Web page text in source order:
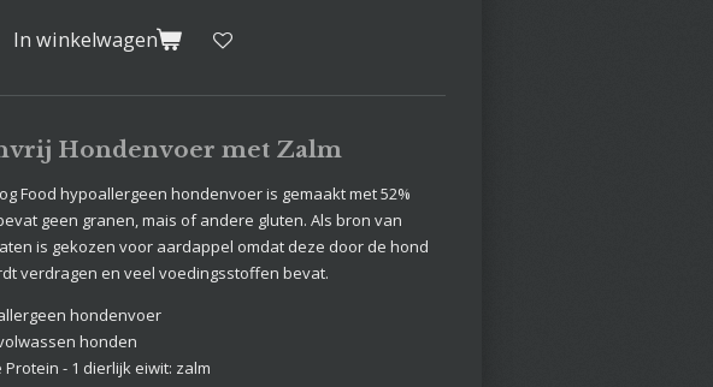
In winkelwagen
Hondenvoer met Zalm
Food hypoallergeen hondenvoer is gemaakt met 52%
geen granen, mais of andere gluten. Als bron van
is gekozen voor aardappel omdat deze door de hond
verdragen en veel voedingsstoffen bevat.
hondenvoer
honden
Protein - 1 dierlijk eiwit: zalm